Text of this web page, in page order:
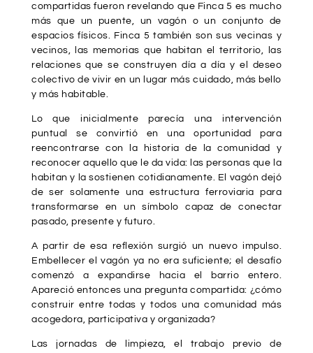
compartidas fueron revelando que Finca 5 es mucho
más que un puente, un vagón o un conjunto de
espacios físicos. Finca 5 también son sus vecinas y
vecinos, las memorias que habitan el territorio, las
relaciones que se construyen día a día y el deseo
colectivo de vivir en un lugar más cuidado, más bello
y más habitable.
Lo que inicialmente parecía una intervención
puntual se convirtió en una oportunidad para
reencontrarse con la historia de la comunidad y
reconocer aquello que le da vida: las personas que la
habitan y la sostienen cotidianamente. El vagón dejó
de ser solamente una estructura ferroviaria para
transformarse en un símbolo capaz de conectar
pasado, presente y futuro.
A partir de esa reflexión surgió un nuevo impulso.
Embellecer el vagón ya no era suficiente; el desafío
comenzó a expandirse hacia el barrio entero.
Apareció entonces una pregunta compartida: ¿cómo
construir entre todas y todos una comunidad más
acogedora, participativa y organizada?
Las jornadas de limpieza, el trabajo previo de